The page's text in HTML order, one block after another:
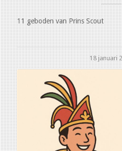
11 geboden van Prins Scout
18 januari